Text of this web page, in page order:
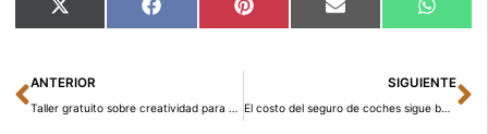
Compartir
en
X
(Twitter)
Compartir
en
Facebook Compartir
en
Pinterest Compartir
en
Email
en
Ant
ANTERIOR
Taller gratuito sobre creatividad para emprendedores
SIGUIENTE
El costo del seguro de coches sigue bajando